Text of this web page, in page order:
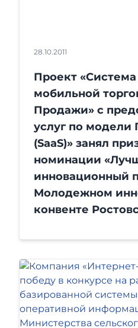
28.10.2011
Проект
мобильной
Продажи» с
услуг по модели
(SaaS)» занял
номинации
инновационный
Молодежном
конвенте